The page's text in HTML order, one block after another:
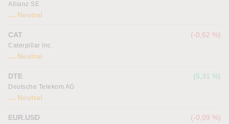
Allianz SE
Neutral
CAT -0,62 %
Caterpillar Inc.
Neutral
DTE 5,31 %
Deutsche Telekom AG
Neutral
EUR.USD -0,09 %